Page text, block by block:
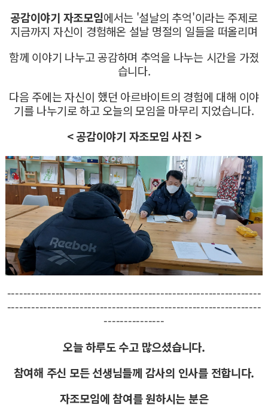
공감이야기 자조모임에서는 '설날의 추억'이라는 주제로
지금까지 자신이 경험해온 설날 명절의 일들을 떠올리며
함께 이야기 나누고 공감하며 추억을 나누는 시간을 가졌
습니다.
다음 주에는 자신이 했던 아르바이트의 경험에 대해 이야
기를 나누기로 하고 오늘의 모임을 마무리 지었습니다.
< 공감이야기 자조모임 사진 >
---------------------------------------------------------------
---------------------------------------------------------------
---------------
오늘 하루도 수고 많으셨습니다.
참여해 주신 모든 선생님들께 감사의 인사를 전합니다.
자조모임에 참여를 원하시는 분은